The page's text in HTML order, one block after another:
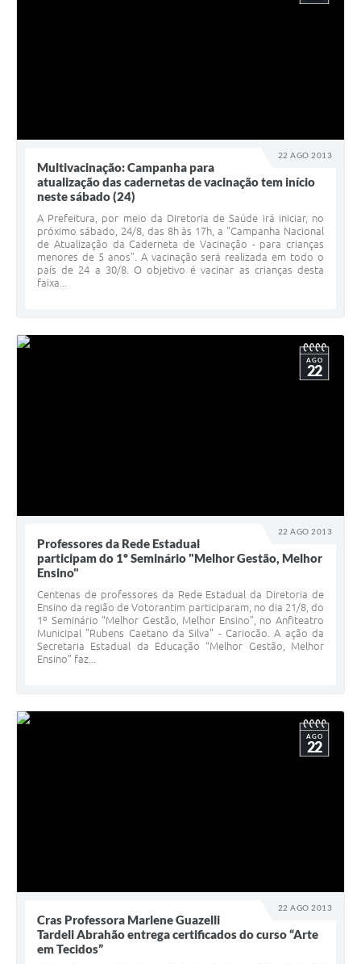
22 AGO 2013
Multivacinação: Campanha para
atualização das cadernetas de vacinação tem início
neste sábado (24)
A Prefeitura, por meio da Diretoria de Saúde irá iniciar, no
próximo sábado, 24/8, das 8h às 17h, a "Campanha Nacional
de Atualização da Caderneta de Vacinação - para crianças
menores de 5 anos". A vacinação será realizada em todo o
país de 24 a 30/8. O objetivo é vacinar as crianças desta
faixa...
22 AGO 2013
AGO
22
Professores da Rede Estadual
participam do 1º Seminário "Melhor Gestão, Melhor
Ensino"
Centenas de professores da Rede Estadual da Diretoria de
Ensino da região de Votorantim participaram, no dia 21/8, do
1º Seminário "Melhor Gestão, Melhor Ensino", no Anfiteatro
Municipal "Rubens Caetano da Silva" - Cariocão. A ação da
Secretaria Estadual da Educação “Melhor Gestão, Melhor
Ensino” faz...
22 AGO 2013
AGO
22
Cras Professora Marlene Guazelli
Tardeli Abrahão entrega certificados do curso “Arte
em Tecidos”